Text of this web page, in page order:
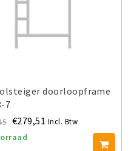
doorloopframe
7
€279,51 Incl. Btw